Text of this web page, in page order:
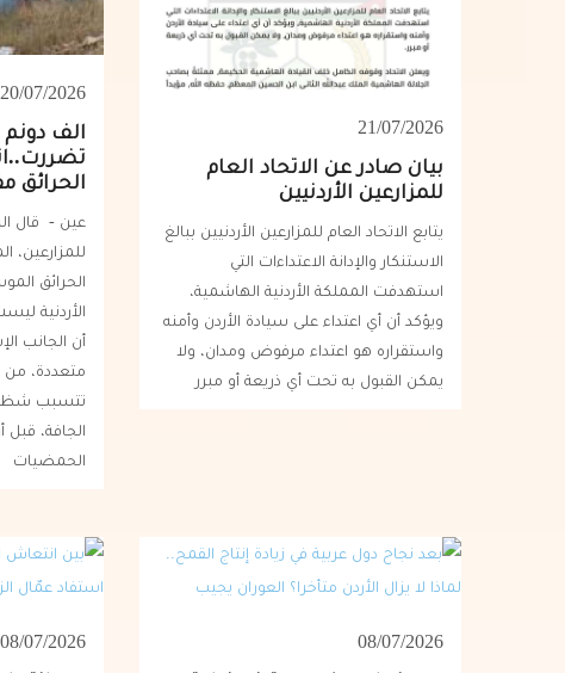
21/07/2026
بيان صادر عن الاتحاد العام
للمزارعين الأردنيين
يتابع الاتحاد العام للمزارعين الأردنيين ببالغ
الاستنكار والإدانة الاعتداءات التي
استهدفت المملكة الأردنية الهاشمية،
ويؤكد أن أي اعتداء على سيادة الأردن وأمنه
واستقراره هو اعتداء مرفوض ومدان، ولا
يمكن القبول به تحت أي ذريعة أو مبرر
20/07/2026
الف
الحرائق
عين - قال
للمزارعين،
الحرائق
الأردنية
أن الجانب
متعددة، من
تتسبب
الجافة، قبل
الحمضيات
08/07/2026
08/07/2026